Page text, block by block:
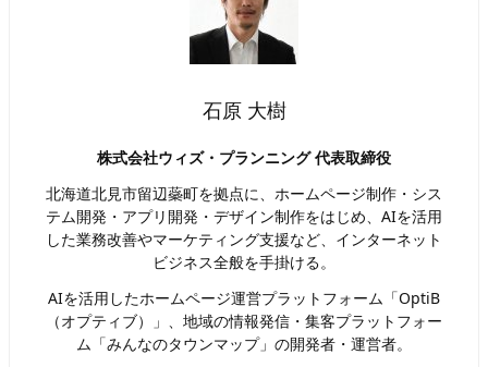
石原 大樹
株式会社ウィズ・プランニング 代表取締役
北海道北見市留辺蘂町を拠点に、ホームページ制作・シス
テム開発・アプリ開発・デザイン制作をはじめ、AIを活用
した業務改善やマーケティング支援など、インターネット
ビジネス全般を手掛ける。
AIを活用したホームページ運営プラットフォーム「OptiB
（オプティブ）」、地域の情報発信・集客プラットフォー
ム「みんなのタウンマップ」の開発者・運営者。